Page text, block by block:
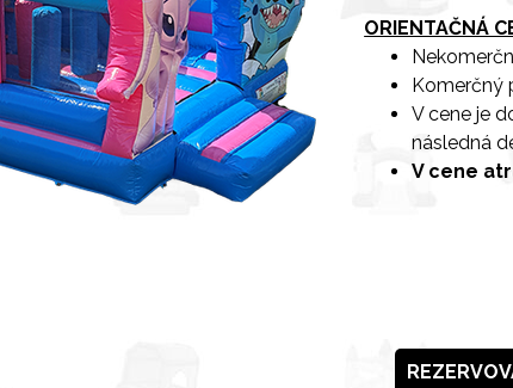
ORIENTAČNÁ
Komerčný
V cene je
následná
V cene